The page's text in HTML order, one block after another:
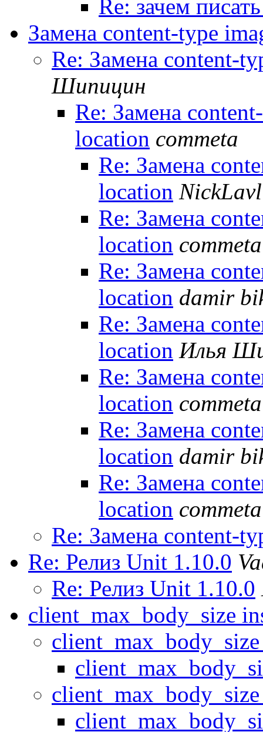
Re: зачем
Замена content-type
Re: Замена content-
Шипицин
Re: Замена
location commeta
Re: Замена
location
Re: Замена
location commeta
Re: Замена
location damir
Re: Замена
location Илья
Re: Замена
location commeta
Re: Замена
location damir
Re: Замена
location commeta
Re: Замена content-
Re: Релиз Unit 1.10.0
Re: Релиз Unit 1.10.0
client_max_body_size